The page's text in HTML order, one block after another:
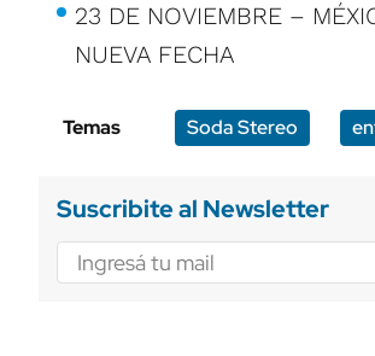
23 DE NOVIEMBRE –
NUEVA FECHA
Temas Soda Stereo
Suscribite al Newsletter